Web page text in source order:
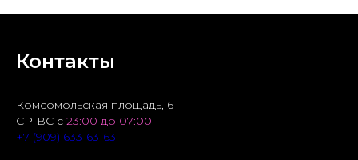
Контакты
Комсомольская площадь, 6
СР-ВС с 23:00 до 07:00
+7 (909) 633-63-63